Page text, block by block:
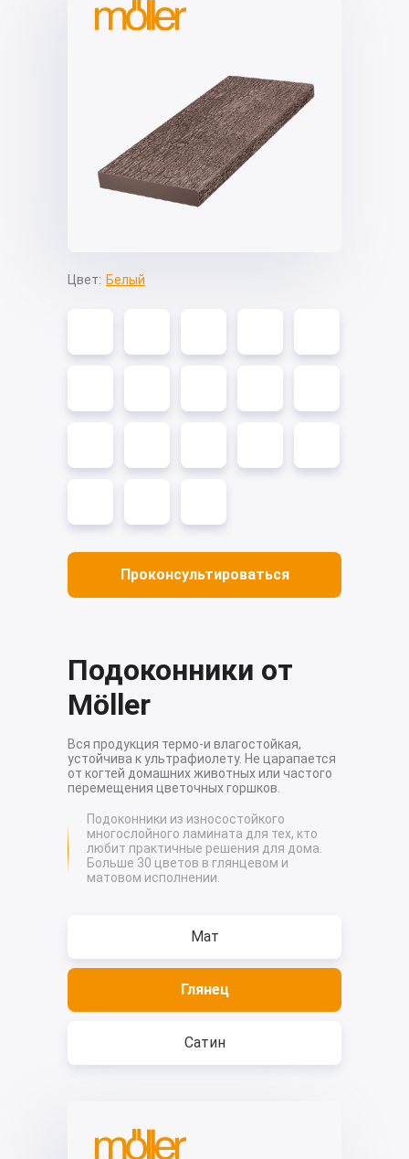
Цвет: Белый
Проконсультироваться
Мат
Глянец
Сатин
Подоконники от
Möller
Подоконники из износостойкого
многослойного ламината для тех, кто
любит практичные решения для дома.
Больше 30 цветов в глянцевом и
матовом исполнении.
Вся продукция термо-и влагостойкая,
устойчива к ультрафиолету. Не царапается
от когтей домашних животных или частого
перемещения цветочных горшков.